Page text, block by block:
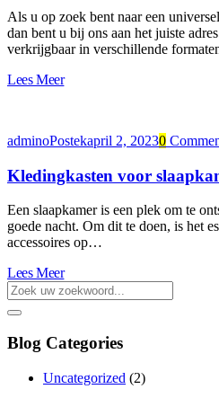
Als u op zoek bent naar een
dan bent u bij ons aan het juiste
verkrijgbaar in verschillende
Lees Meer
adminoPostekapril 2, 20230
Kledingkasten voor
Een slaapkamer is een plek om te
goede nacht. Om dit te doen, is het
accessoires op…
Lees Meer
Blog Categories
Uncategorized (2)